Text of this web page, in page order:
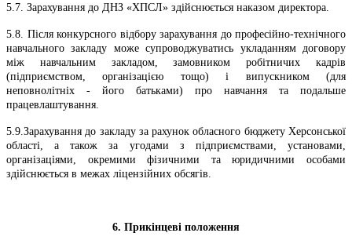
5.7. Зарахування до ДНЗ «ХПСЛ» здійснюється наказом директора.
5.8. Після конкурсного відбору зарахування до професійно-технічного
навчального закладу може супроводжуватись укладанням договору
між навчальним закладом, замовником робітничих кадрів
(підприємством, організацією тощо) і випускником (для
неповнолітніх - його батьками) про навчання та подальше
працевлаштування.
5.9.Зарахування до закладу за рахунок обласного бюджету Херсонської
області, а також за угодами з підприємствами, установами,
організаціями, окремими фізичними та юридичними особами
здійснюється в межах ліцензійних обсягів.
6. Прикінцеві положення